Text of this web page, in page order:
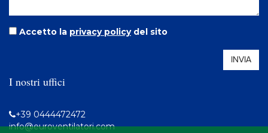
Accetto la privacy policydel sito
INVIA
I nostri uffici
+39 0444472472
info@euroventilatori.com